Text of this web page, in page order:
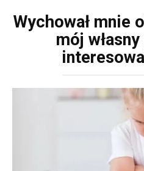
Wychował mnie
mój